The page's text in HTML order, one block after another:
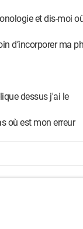
et dis-moi
d’incorporer ma
dessus j'ai le
où est mon erreur